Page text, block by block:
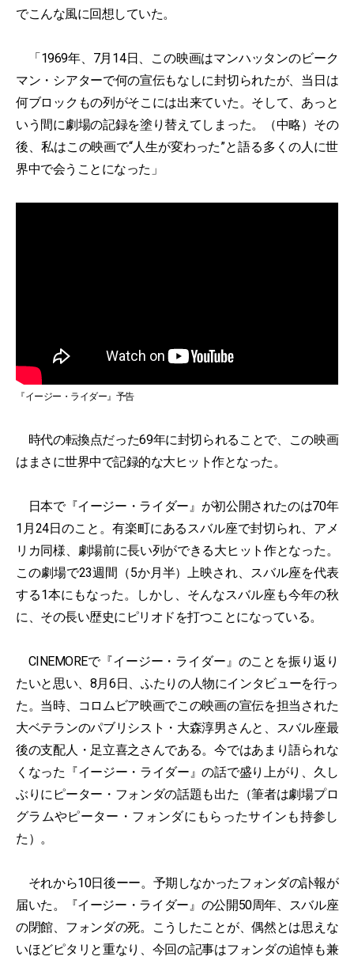
でこんな風に回想していた。
「1969年、7月14日、この映画はマンハッタンのビーク
マン・シアターで何の宣伝もなしに封切られたが、当日は
何ブロックもの列がそこには出来ていた。そして、あっと
いう間に劇場の記録を塗り替えてしまった。（中略）その
後、私はこの映画で“人生が変わった”と語る多くの人に世
界中で会うことになった」
『イージー・ライダー』予告
時代の転換点だった69年に封切られることで、この映画
はまさに世界中で記録的な大ヒット作となった。
日本で『イージー・ライダー』が初公開されたのは70年
1月24日のこと。有楽町にあるスバル座で封切られ、アメ
リカ同様、劇場前に長い列ができる大ヒット作となった。
この劇場で23週間（5か月半）上映され、スバル座を代表
する1本にもなった。しかし、そんなスバル座も今年の秋
に、その長い歴史にピリオドを打つことになっている。
CINEMOREで『イージー・ライダー』のことを振り返り
たいと思い、8月6日、ふたりの人物にインタビューを行っ
た。当時、コロムビア映画でこの映画の宣伝を担当された
大ベテランのパブリシスト・大森淳男さんと、スバル座最
後の支配人・足立喜之さんである。今ではあまり語られな
くなった『イージー・ライダー』の話で盛り上がり、久し
ぶりにピーター・フォンダの話題も出た（筆者は劇場プロ
グラムやピーター・フォンダにもらったサインも持参し
た）。
それから10日後ーー。予期しなかったフォンダの訃報が
届いた。『イージー・ライダー』の公開50周年、スバル座
の閉館、フォンダの死。こうしたことが、偶然とは思えな
いほどピタリと重なり、今回の記事はフォンダの追悼も兼